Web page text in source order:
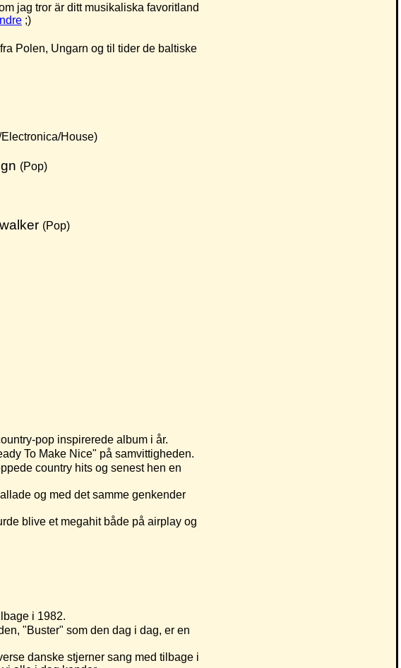
jag tror är ditt musikaliska favoritland
;)
Polen, Ungarn og til tider de baltiske
House)
(Pop)
(Pop)
pop inspirerede album i år.
To Make Nice" på samvittigheden.
country hits og senest hen en
og med det samme genkender
blive et megahit både på airplay og
i 1982.
"Buster" som den dag i dag, er en
danske stjerner sang med tilbage i